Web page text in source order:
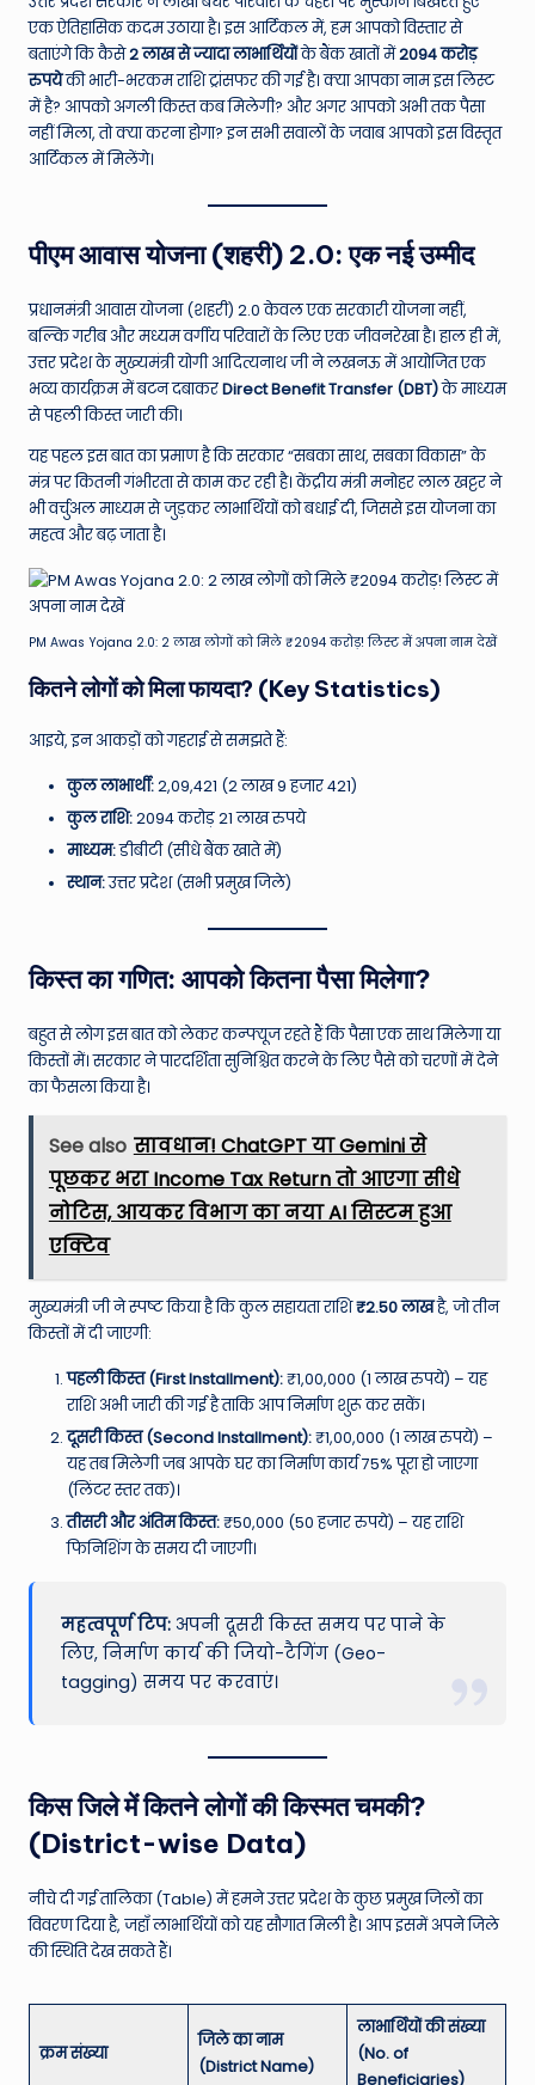
N
e
w
s
A
u
d
T
h
e
W
o
rl
d
एक ऐतिहासिक कदम उठाया है। इस आर्टिकल में, हम आपको विस्तार से
बताएंगे कि कैसे2 लाख से ज्यादा लाभार्थियोंके बैंक खातों में2094 करोड़
रुपयेकी भारी-भरकम राशि ट्रांसफर की गई है। क्या आपका नाम इस लिस्ट
में है? आपको अगली किस्त कब मिलेगी? और अगर आपको अभी तक पैसा
नहीं मिला, तो क्या करना होगा? इन सभी सवालों के जवाब आपको इस विस्तृत
आर्टिकल में मिलेंगे।
पीएम आवास योजना (शहरी) 2.0: एक नई उम्मीद
प्रधानमंत्री आवास योजना (शहरी) 2.0 केवल एक सरकारी योजना नहीं,
बल्कि गरीब और मध्यम वर्गीय परिवारों के लिए एक जीवनरेखा है। हाल ही में,
उत्तर प्रदेश के मुख्यमंत्री योगी आदित्यनाथ जी ने लखनऊ में आयोजित एक
भव्य कार्यक्रम में बटन दबाकरDirect Benefit Transfer (DBT)के माध्यम
से पहली किस्त जारी की।
यह पहल इस बात का प्रमाण है कि सरकार “सबका साथ, सबका विकास” के
मंत्र पर कितनी गंभीरता से काम कर रही है। केंद्रीय मंत्री मनोहर लाल खट्टर ने
भी वर्चुअल माध्यम से जुड़कर लाभार्थियों को बधाई दी, जिससे इस योजना का
महत्व और बढ़ जाता है।
PM Awas Yojana 2.0: 2 लाख लोगों को मिले ₹2094 करोड़! लिस्ट में अपना नाम देखें
कितने लोगों को मिला फायदा? (Key Statistics)
आइये, इन आकड़ों को गहराई से समझते हैं:
कुल लाभार्थी:2,09,421 (2 लाख 9 हजार 421)
कुल राशि:2094 करोड़ 21 लाख रुपये
माध्यम:डीबीटी (सीधे बैंक खाते में)
स्थान:उत्तर प्रदेश (सभी प्रमुख जिले)
किस्त का गणित: आपको कितना पैसा मिलेगा?
बहुत से लोग इस बात को लेकर कन्फ्यूज रहते हैं कि पैसा एक साथ मिलेगा या
किस्तों में। सरकार ने पारदर्शिता सुनिश्चित करने के लिए पैसे को चरणों में देने
का फैसला किया है।
See also सावधान! ChatGPT या Gemini से
पूछकर भरा Income Tax Return तो आएगा सीधे
नोटिस, आयकर विभाग का नया AI सिस्टम हुआ
एक्टिव
मुख्यमंत्री जी ने स्पष्ट किया है कि कुल सहायता राशि₹2.50 लाखहै, जो तीन
किस्तों में दी जाएगी:
पहली किस्त (First Installment):₹1,00,000 (1 लाख रुपये) – यह
राशि अभी जारी की गई है ताकि आप निर्माण शुरू कर सकें।
दूसरी किस्त (Second Installment):₹1,00,000 (1 लाख रुपये) –
यह तब मिलेगी जब आपके घर का निर्माण कार्य 75% पूरा हो जाएगा
(लिंटर स्तर तक)।
तीसरी और अंतिम किस्त:₹50,000 (50 हजार रुपये) – यह राशि
फिनिशिंग के समय दी जाएगी।
महत्वपूर्ण टिप: अपनी दूसरी किस्त समय पर पाने के
लिए, निर्माण कार्य की जियो-टैगिंग (Geo-
tagging) समय पर करवाएं।
किस जिले में कितने लोगों की किस्मत चमकी?
(District-wise Data)
नीचे दी गई तालिका (Table) में हमने उत्तर प्रदेश के कुछ प्रमुख जिलों का
विवरण दिया है, जहाँ लाभार्थियों को यह सौगात मिली है। आप इसमें अपने जिले
की स्थिति देख सकते हैं।
क्रम संख्या
जिले का नाम
(District Name)
लाभार्थियों की संख्या
(No. of
Beneficiaries)